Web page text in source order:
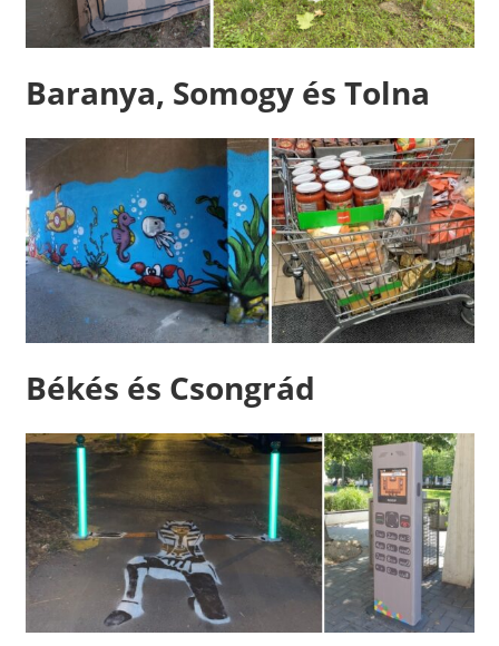
Baranya, Somogy és Tolna
Békés és Csongrád